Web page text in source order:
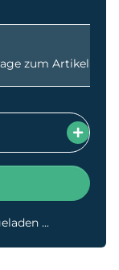
zum Artikel
...